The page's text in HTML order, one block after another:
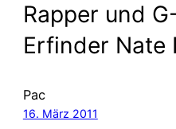
Rapper und
Erfinder Nate
Pac
16. März 2011